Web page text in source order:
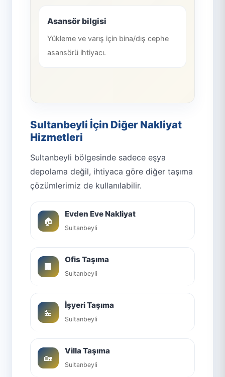
Asansör bilgisi
Yükleme ve varış için bina/dış cephe
asansörü ihtiyacı.
Sultanbeyli İçin Diğer Nakliyat
Hizmetleri
Sultanbeyli bölgesinde sadece eşya
depolama değil, ihtiyaca göre diğer taşıma
çözümlerimiz de kullanılabilir.
🏠
Evden Eve Nakliyat
Sultanbeyli
🏢
Ofis Taşıma
Sultanbeyli
🏪
İşyeri Taşıma
Sultanbeyli
🏡
Villa Taşıma
Sultanbeyli